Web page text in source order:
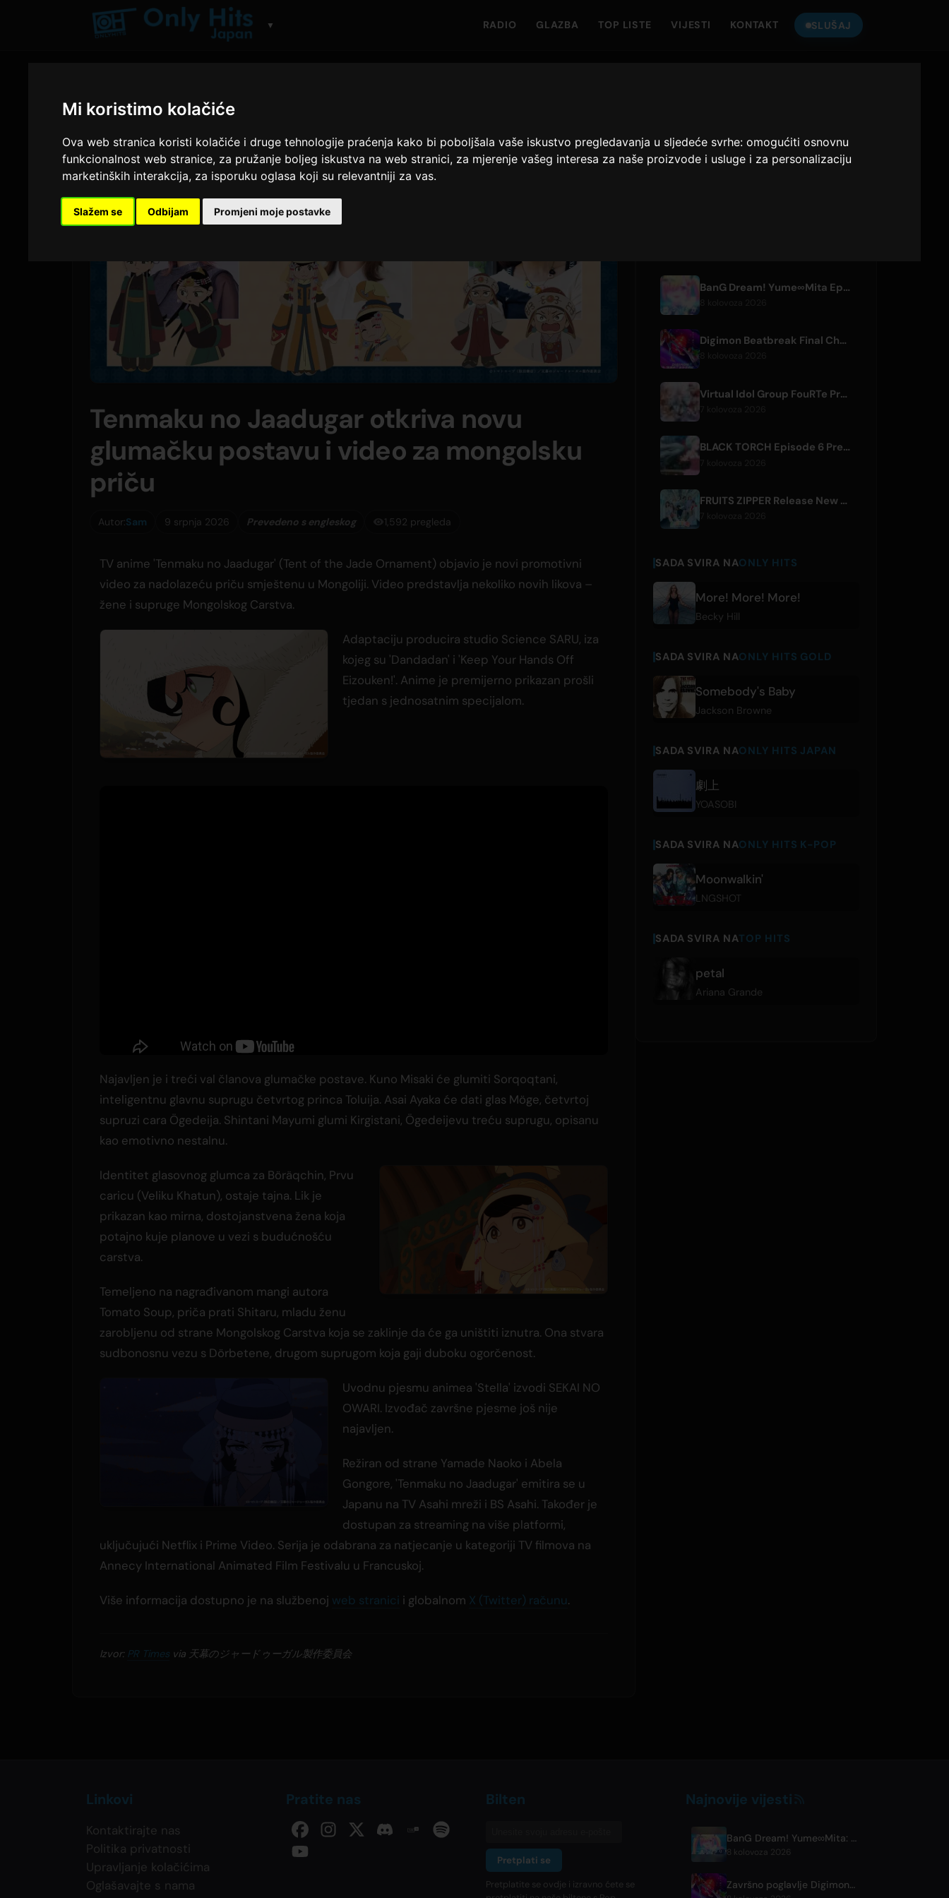
Mi koristimo kolačiće
Ova web stranica koristi kolačiće i druge tehnologije praćenja kako bi poboljšala vaše iskustvo pregledavanja u sljedeće svrhe:omogućiti osnovnu
funkcionalnost web stranice, za pružanje boljeg iskustva na web stranici, za mjerenje vašeg interesa za naše proizvode i usluge i za personalizaciju
marketinških interakcija, za isporuku oglasa koji su relevantniji za vas.
Slažem se Odbijam Promjeni moje postavke
▼ RADIO GLAZBA TOP LISTE VIJESTI KONTAKT SLUŠAJ
Tenmaku no Jaadugar otkriva novu
glumačku postavu i video za mongolsku
priču
Autor:Sam 9 srpnja 2026 Prevedeno s engleskog 1,592 pregleda
TV anime 'Tenmaku no Jaadugar' (Tent of the Jade Ornament) objavio je novi promotivni
video za nadolazeću priču smještenu u Mongoliji. Video predstavlja nekoliko novih likova –
žene i supruge Mongolskog Carstva.
Adaptaciju producira studio Science SARU, iza
kojeg su 'Dandadan' i 'Keep Your Hands Off
Eizouken!'. Anime je premijerno prikazan prošli
tjedan s jednosatnim specijalom.
Najavljen je i treći val članova glumačke postave. Kuno Misaki će glumiti Sorqoqtani,
inteligentnu glavnu suprugu četvrtog princa Toluija. Asai Ayaka će dati glas Möge, četvrtoj
supruzi cara Ögedeija. Shintani Mayumi glumi Kirgistani, Ögedeijevu treću suprugu, opisanu
kao emotivno nestalnu.
Identitet glasovnog glumca za Böräqchin, Prvu
caricu (Veliku Khatun), ostaje tajna. Lik je
prikazan kao mirna, dostojanstvena žena koja
potajno kuje planove u vezi s budućnošću
carstva.
Temeljeno na nagrađivanom mangi autora
Tomato Soup, priča prati Shitaru, mladu ženu
zarobljenu od strane Mongolskog Carstva koja se zaklinje da će ga uništiti iznutra. Ona stvara
sudbonosnu vezu s Dörbetene, drugom suprugom koja gaji duboku ogorčenost.
Uvodnu pjesmu animea 'Stella' izvodi SEKAI NO
OWARI. Izvođač završne pjesme još nije
najavljen.
Režiran od strane Yamade Naoko i Abela
Gongore, 'Tenmaku no Jaadugar' emitira se u
Japanu na TV Asahi mreži i BS Asahi. Također je
dostupan za streaming na više platformi,
uključujući Netflix i Prime Video. Serija je odabrana za natjecanje u kategoriji TV filmova na
Annecy International Animated Film Festivalu u Francuskoj.
Više informacija dostupno je na službenoj web stranici i globalnom X (Twitter) računu.
Izvor: PR Times via 天幕のジャードゥーガル製作委員会
Only Hits Japan
BanG Dream! Yume∞Mita Episode 8 Live Clip Released
Digimon Beatbreak Final Chapter Premieres August 9, Free Episode Batch on YouTube
8 kolovoza 2026
Virtual Idol Group FouRTe Project Debuts with 'ALL IN' Album Produced by m-flo's ☆Taku Takahashi
7 kolovoza 2026
BLACK TORCH Episode 6 Preview and Streaming Details
FRUITS ZIPPER Release New Collaboration Song '1,2,3,FOOOOUR'
SADA SVIRA NAONLY HITS
More! More! More!
Becky Hill
SADA SVIRA NAONLY HITS GOLD
Somebody's Baby
Jackson Browne
SADA SVIRA NAONLY HITS JAPAN
劇上
YOASOBI
SADA SVIRA NAONLY HITS K-POP
Moonwalkin'
LNGSHOT
SADA SVIRA NATOP HITS
petal
Ariana Grande
Linkovi
Kontaktirajte nas
Politika privatnosti
Upravljanje kolačićima
Oglašavajte s nama
Pratite nas Bilten
Pretplati se
Pretplatite se ovdje i izravno ćete se
Najnovije vijesti
BanG Dream! Yume∞Mita: Objavljen live isječak iz 8. epizode
8 kolovoza 2026
Završno poglavlje Digimon Beatbreak premijerno 9. kolovoza, besplatna serija epizoda na YouTubeu